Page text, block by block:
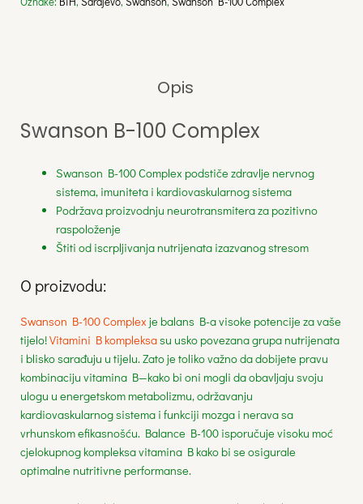
Opis
Swanson B-100 Complex
Swanson B-100 Complex podstiče zdravlje nervnog
sistema, imuniteta i kardiovaskularnog sistema
Podržava proizvodnju neurotransmitera za pozitivno
raspoloženje
Štiti od iscrpljivanja nutrijenata izazvanog stresom
O proizvodu:
Swanson B-100 Complex je balans B-a visoke potencije za vaše
tijelo!Vitamini B kompleksasu usko povezana grupa nutrijenata
i blisko sarađuju u tijelu. Zato je toliko važno da dobijete pravu
kombinaciju vitamina B—kako bi oni mogli da obavljaju svoju
ulogu u energetskom metabolizmu, održavanju
kardiovaskularnog sistema i funkciji mozga i nerava sa
vrhunskom efikasnošću. Balance B-100 isporučuje visoku moć
cjelokupnog kompleksa vitamina B kako bi se osigurale
optimalne nutritivne performanse.